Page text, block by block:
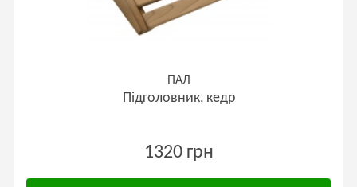
ПАЛ
Підголовник, кедр
1320 грн